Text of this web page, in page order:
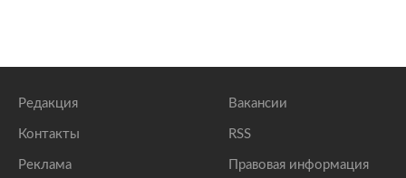
Редакция
Контакты
Реклама
Вакансии
RSS
Правовая информация